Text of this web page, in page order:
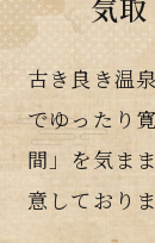
気
古き良き温
でゆったり
間」を気ま
意しておりま